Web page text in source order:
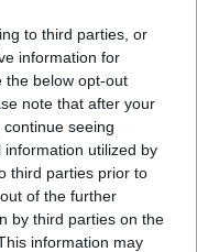
to third parties, or
information for
the below opt-out
note that after your
seeing
utilized by
third parties prior to
of the further
by third parties on the
information may
program
Dobříš sází na
Klasiku propojí
programem
míří do
Nabídne hudbu,